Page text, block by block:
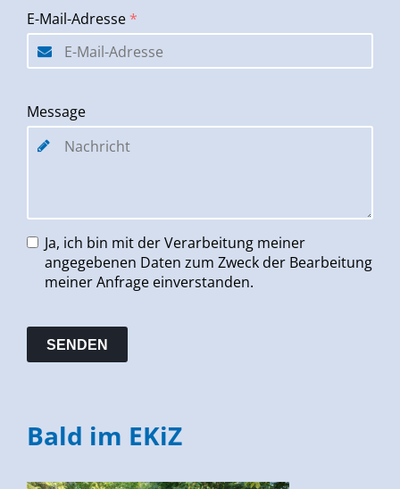
E-Mail-Adresse *
Message
Ja, ich bin mit der Verarbeitung meiner
angegebenen Daten zum Zweck der Bearbeitung
meiner Anfrage einverstanden.
Bald im EKiZ